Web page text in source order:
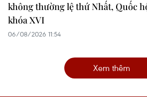
không thường lệ thứ Nhất, Quốc
khóa XVI
06/08/2026 11:54
Xem thêm